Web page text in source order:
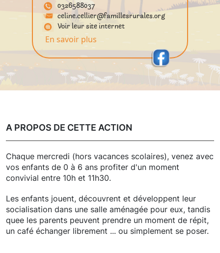
0326588037
celine.cellier@famillesrurales.org
Voir leur site internet
En savoir plus
A PROPOS DE CETTE ACTION
Chaque mercredi (hors vacances scolaires), venez avec
vos enfants de 0 à 6 ans profiter d'un moment
convivial entre 10h et 11h30.
Les enfants jouent, découvrent et développent leur
socialisation dans une salle aménagée pour eux, tandis
quee les parents peuvent prendre un moment de répit,
un café échanger librement ... ou simplement se poser.